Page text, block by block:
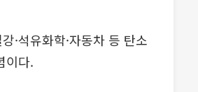
·석유화학·자동차 등 탄소
이다.